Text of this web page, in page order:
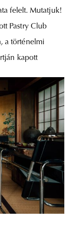
felelt. Mutatjuk!
Pastry Club
a történelmi
kapott